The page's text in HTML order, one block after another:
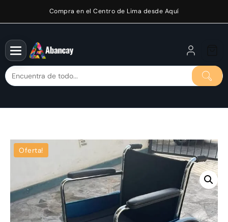
Compra en el Centro de Lima desde Aquí
Oferta!